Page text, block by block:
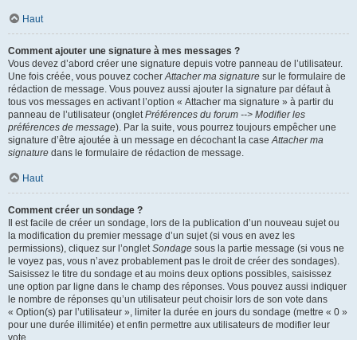
Haut
Comment ajouter une signature à mes messages ?
Vous devez d’abord créer une signature depuis votre panneau de l’utilisateur.
Une fois créée, vous pouvez cocherAttacher ma signature sur le formulaire de
rédaction de message. Vous pouvez aussi ajouter la signature par défaut à
tous vos messages en activant l’option « Attacher ma signature » à partir du
panneau de l’utilisateur (ongletPréférences du forum --> Modifier les
préférences de message). Par la suite, vous pourrez toujours empêcher une
signature d’être ajoutée à un message en décochant la caseAttacher ma
signature dans le formulaire de rédaction de message.
Haut
Comment créer un sondage ?
Il est facile de créer un sondage, lors de la publication d’un nouveau sujet ou
la modification du premier message d’un sujet (si vous en avez les
permissions), cliquez sur l’ongletSondage sous la partie message (si vous ne
le voyez pas, vous n’avez probablement pas le droit de créer des sondages).
Saisissez le titre du sondage et au moins deux options possibles, saisissez
une option par ligne dans le champ des réponses. Vous pouvez aussi indiquer
le nombre de réponses qu’un utilisateur peut choisir lors de son vote dans
« Option(s) par l’utilisateur », limiter la durée en jours du sondage (mettre « 0 »
pour une durée illimitée) et enfin permettre aux utilisateurs de modifier leur
vote.